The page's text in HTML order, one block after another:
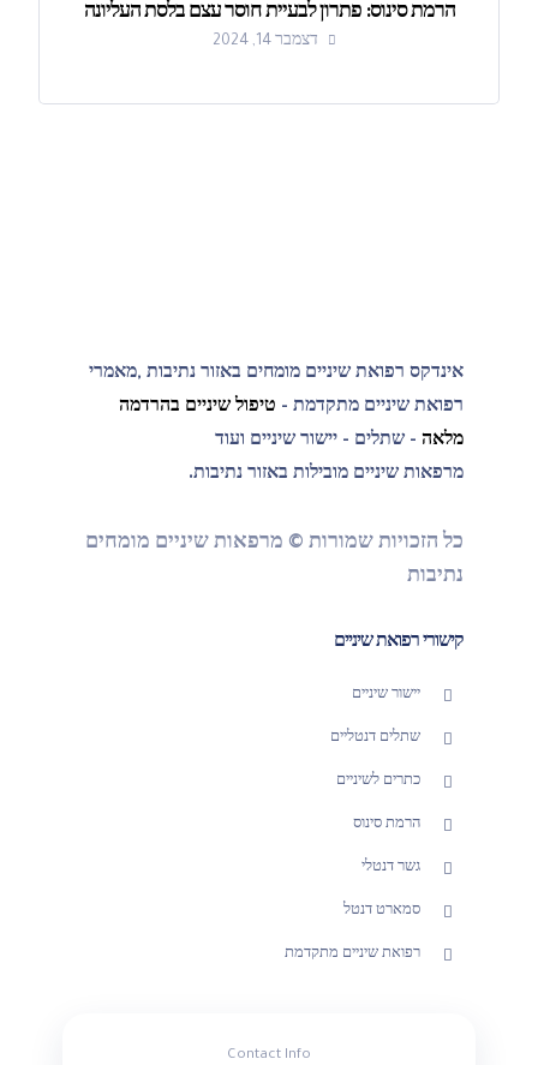
הרמת סינוס: פתרון לבעיית חוסר עצם בלסת העליונה
דצמבר 14, 2024
אינדקס רפואת שיניים מומחים באזור נתיבות ,מאמרי
רפואת שיניים מתקדמת - טיפול שיניים בהרדמה
מלאה - שתלים - יישור שיניים ועוד
מרפאות שיניים מובילות באזור נתיבות.
כל הזכויות שמורות © מרפאות שיניים מומחים
נתיבות
קישורי רפואת שיניים
יישור שיניים
שתלים דנטליים
כתרים לשיניים
הרמת סינוס
גשר דנטלי
סמארט דנטל
רפואת שיניים מתקדמת
Contact Info